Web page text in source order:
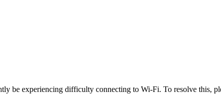
be experiencing difficulty connecting to Wi-Fi. To resolve this,